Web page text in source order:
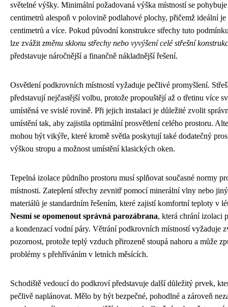
světelné výšky. Minimální požadovaná výška místností se
centimetrů alespoň v polovině podlahové plochy, přičemž ideální
centimetrů a více. Pokud původní konstrukce střechy tuto
lze zvážit změnu sklonu střechy nebo vyvýšení celé střešní
představuje náročnější a finančně nákladnější řešení.
Osvětlení podkrovních místností vyžaduje pečlivé promyšlení.
představují nejčastější volbu, protože propouštějí až o třetinu více
umístěná ve svislé rovině. Při jejich instalaci je důležité zvolit
umístění tak, aby zajistila optimální prosvětlení celého prostoru.
mohou být vikýře, které kromě světla poskytují také dodatečný
výškou stropu a možnost umístění klasických oken.
Tepelná izolace půdního prostoru musí splňovat současné normy
místnosti. Zateplení střechy zevnitř pomocí minerální vlny nebo
materiálů je standardním řešením, které zajistí komfortní teploty v
Nesmí se opomenout správná parozábrana, která chrání izolaci
a kondenzací vodní páry. Větrání podkrovních místností vyžaduje
pozornost, protože teplý vzduch přirozeně stoupá nahoru a může
problémy s přehříváním v letních měsících.
Schodiště vedoucí do podkroví představuje další důležitý prvek,
pečlivě naplánovat. Mělo by být bezpečné, pohodlné a zároveň